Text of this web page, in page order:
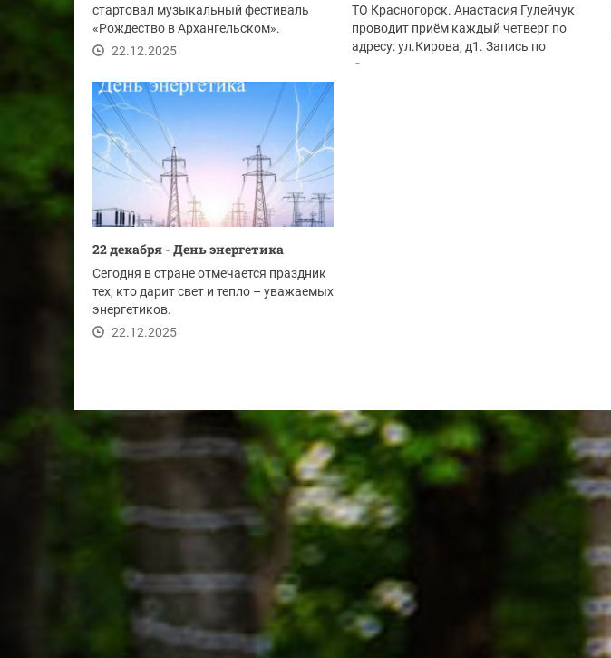
стартовал музыкальный фестиваль
«Рождество в Архангельском».
Фестиваль открыла программа...
22.12.2025
ТО Красногорск. Анастасия Гулейчук
проводит приём каждый четверг по
адресу: ул.Кирова, д1. Запись по
телефону:...
22 декабря - День энергетика
Сегодня в стране отмечается праздник
тех, кто дарит свет и тепло – уважаемых
энергетиков.
22.12.2025